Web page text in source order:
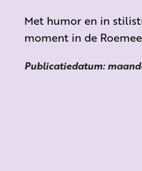
Met humor en in
moment in de
Publicatiedatum: